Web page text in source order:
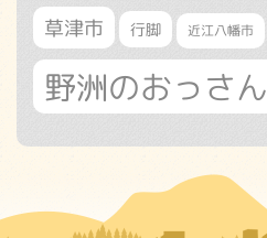
草津市 行脚 近江八幡市
野洲のおっさん